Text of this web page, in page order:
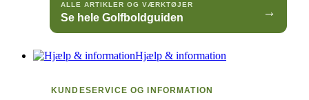
ALLE ARTIKLER OG VÆRKTØJER
Se hele Golfboldguiden →
Hjælp & information
KUNDESERVICE OG INFORMATION